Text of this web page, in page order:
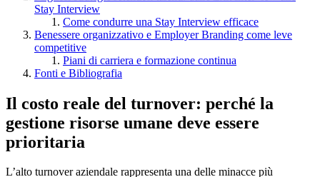
Stay Interview
Come condurre una Stay Interview efficace
Benessere organizzativo e Employer Branding come leve
competitive
Piani di carriera e formazione continua
Fonti e Bibliografia
Il costo reale del turnover: perché la
gestione risorse umane deve essere
prioritaria
L’alto turnover aziendale rappresenta una delle minacce più